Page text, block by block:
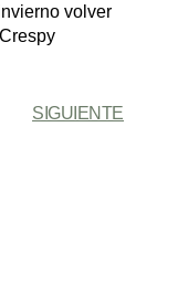
volver
SIGUIENTE